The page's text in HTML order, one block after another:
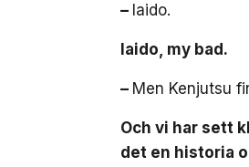
– Iaido.
Iaido, my bad.
– Men Kenjutsu
Och vi har sett
det en historia